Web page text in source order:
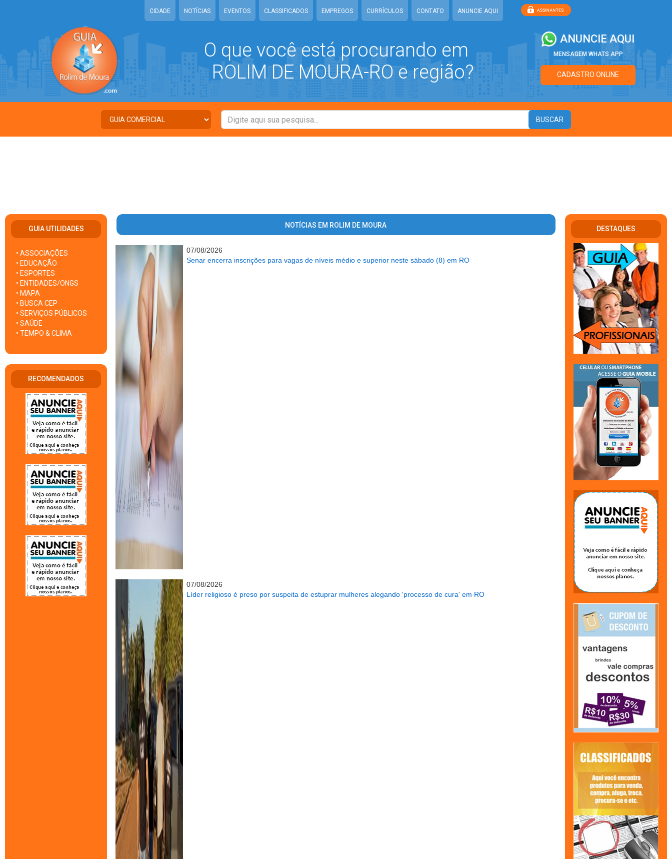
CIDADE NOTÍCIAS EVENTOS CLASSIFICADOS EMPREGOS CURRÍCULOS CONTATO ANUNCIE AQUI
O que você está procurando em
ROLIM DE MOURA-RO e região?
ANUNCIE AQUI
MENSAGEM WHATS APP
CADASTRO ONLINE
GUIA UTILIDADES
• ASSOCIAÇÕES
• EDUCAÇÃO
• ESPORTES
• ENTIDADES/ONGS
• MAPA
• BUSCA CEP
• SERVIÇOS PÚBLICOS
• SAÚDE
• TEMPO & CLIMA
RECOMENDADOS
NOTÍCIAS EM ROLIM DE MOURA
07/08/2026
Senar encerra inscrições para vagas de níveis médio e superior neste sábado (8) em RO
07/08/2026
Líder religioso é preso por suspeita de estuprar mulheres alegando 'processo de cura' em RO
DESTAQUES